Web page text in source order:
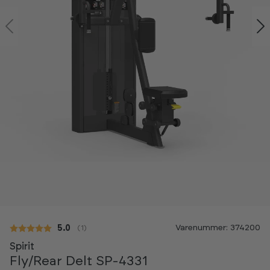
Gennemsnitlig vurdering:
5.0 ( stemmer:
1 ) Varenummer: 374200
Spirit
Fly/Rear Delt SP-4331